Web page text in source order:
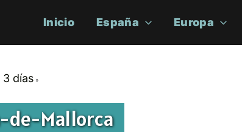
Inicio España Europa
3 días
de-Mallorca